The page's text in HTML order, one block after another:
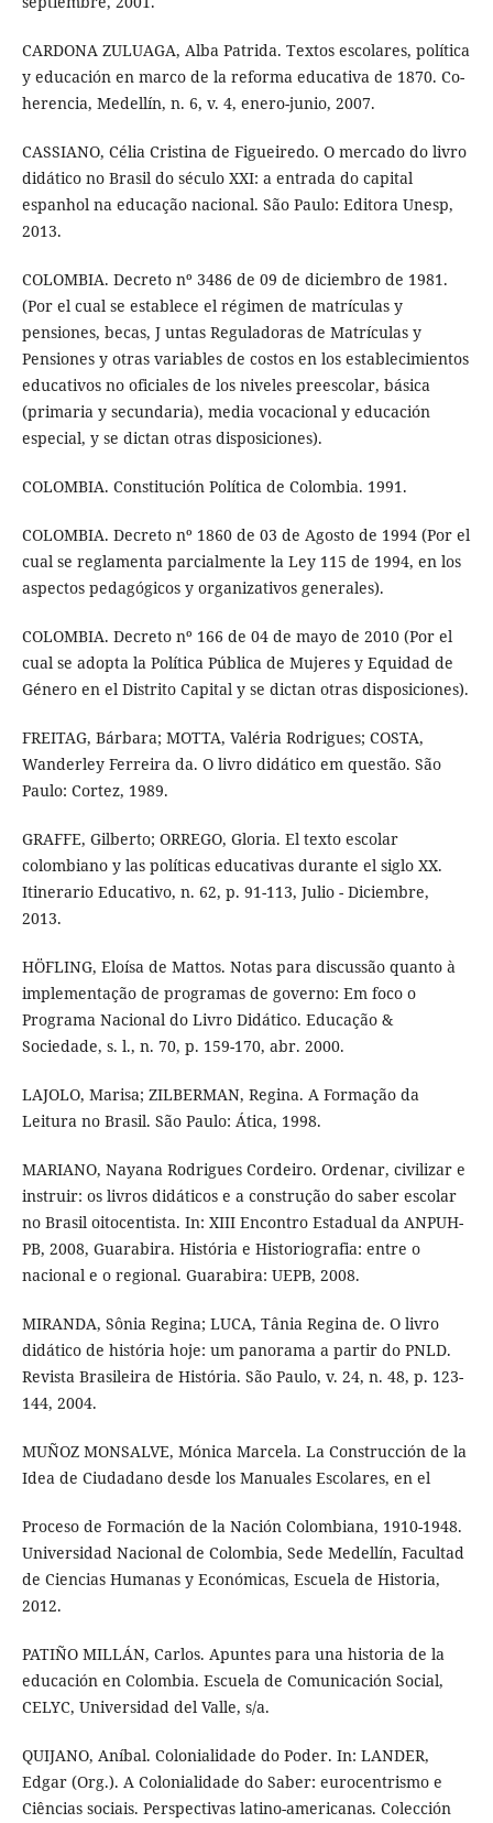
CARDONA ZULUAGA, Alba Patrida. Textos escolares, política
y educación en marco de la reforma educativa de 1870. Co-
herencia, Medellín, n. 6, v. 4, enero-junio, 2007.
CASSIANO, Célia Cristina de Figueiredo. O mercado do livro
didático no Brasil do século XXI: a entrada do capital
espanhol na educação nacional. São Paulo: Editora Unesp,
2013.
COLOMBIA. Decreto nº 3486 de 09 de diciembro de 1981.
(Por el cual se establece el régimen de matrículas y
pensiones, becas, J untas Reguladoras de Matrículas y
Pensiones y otras variables de costos en los establecimientos
educativos no oficiales de los niveles preescolar, básica
(primaria y secundaria), media vocacional y educación
especial, y se dictan otras disposiciones).
COLOMBIA. Constitución Política de Colombia. 1991.
COLOMBIA. Decreto nº 1860 de 03 de Agosto de 1994 (Por el
cual se reglamenta parcialmente la Ley 115 de 1994, en los
aspectos pedagógicos y organizativos generales).
COLOMBIA. Decreto nº 166 de 04 de mayo de 2010 (Por el
cual se adopta la Política Pública de Mujeres y Equidad de
Género en el Distrito Capital y se dictan otras disposiciones).
FREITAG, Bárbara; MOTTA, Valéria Rodrigues; COSTA,
Wanderley Ferreira da. O livro didático em questão. São
Paulo: Cortez, 1989.
GRAFFE, Gilberto; ORREGO, Gloria. El texto escolar
colombiano y las políticas educativas durante el siglo XX.
Itinerario Educativo, n. 62, p. 91-113, Julio - Diciembre,
2013.
HÖFLING, Eloísa de Mattos. Notas para discussão quanto à
implementação de programas de governo: Em foco o
Programa Nacional do Livro Didático. Educação &
Sociedade, s. l., n. 70, p. 159-170, abr. 2000.
LAJOLO, Marisa; ZILBERMAN, Regina. A Formação da
Leitura no Brasil. São Paulo: Ática, 1998.
MARIANO, Nayana Rodrigues Cordeiro. Ordenar, civilizar e
instruir: os livros didáticos e a construção do saber escolar
no Brasil oitocentista. In: XIII Encontro Estadual da ANPUH-
PB, 2008, Guarabira. História e Historiografia: entre o
nacional e o regional. Guarabira: UEPB, 2008.
MIRANDA, Sônia Regina; LUCA, Tânia Regina de. O livro
didático de história hoje: um panorama a partir do PNLD.
Revista Brasileira de História. São Paulo, v. 24, n. 48, p. 123-
144, 2004.
MUÑOZ MONSALVE, Mónica Marcela. La Construcción de la
Idea de Ciudadano desde los Manuales Escolares, en el
Proceso de Formación de la Nación Colombiana, 1910-1948.
Universidad Nacional de Colombia, Sede Medellín, Facultad
de Ciencias Humanas y Económicas, Escuela de Historia,
2012.
PATIÑO MILLÁN, Carlos. Apuntes para una historia de la
educación en Colombia. Escuela de Comunicación Social,
CELYC, Universidad del Valle, s/a.
QUIJANO, Aníbal. Colonialidade do Poder. In: LANDER,
Edgar (Org.). A Colonialidade do Saber: eurocentrismo e
Ciências sociais. Perspectivas latino-americanas. Colección